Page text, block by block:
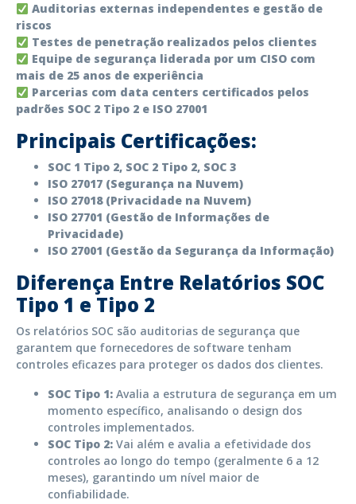
Auditorias externas independentes e gestão de
riscos
Testes de penetração realizados pelos clientes
Equipe de segurança liderada por um CISO com
mais de 25 anos de experiência
Parcerias com data centers certificados pelos
padrões SOC 2 Tipo 2 e ISO 27001
Principais Certificações:
SOC 1 Tipo 2, SOC 2 Tipo 2, SOC 3
ISO 27017 (Segurança na Nuvem)
ISO 27018 (Privacidade na Nuvem)
ISO 27701 (Gestão de Informações de
Privacidade)
ISO 27001 (Gestão da Segurança da Informação)
Diferença Entre Relatórios SOC
Tipo 1 e Tipo 2
Os relatórios SOC são auditorias de segurança que
garantem que fornecedores de software tenham
controles eficazes para proteger os dados dos clientes.
SOC Tipo 1: Avalia a estrutura de segurança em um
momento específico, analisando o design dos
controles implementados.
SOC Tipo 2: Vai além e avalia a efetividade dos
controles ao longo do tempo (geralmente 6 a 12
meses), garantindo um nível maior de
confiabilidade.